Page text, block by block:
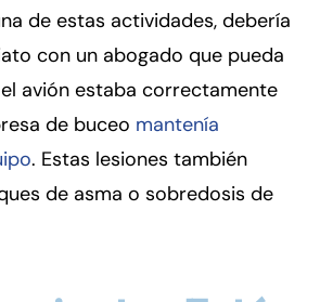
de estas actividades, debería
con un abogado que pueda
avión estaba correctamente
de buceo mantenía
. Estas lesiones también
de asma o sobredosis de